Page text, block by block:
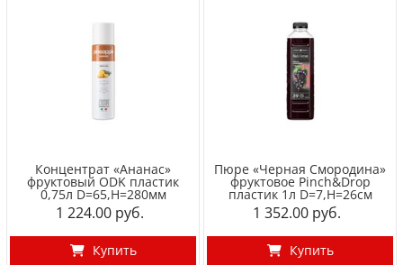
Концентрат «Ананас»
фруктовый ODK пластик
0,75л D=65,H=280мм
1 224.00
Купить
Пюре «Черная Смородина»
фруктовое Pinch&Drop
пластик 1л D=7,H=26см
1 352.00
Купить